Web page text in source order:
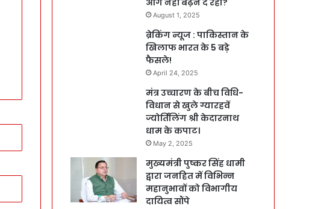
आगे नहीं बढ़ने दे रहा?
August 1, 2025
ब्रेकिंग न्यूज : पाकिस्तान के
खिलाफ भारत के 5 बड़े
फैसले!
April 24, 2025
मंत्र उच्चारण के बीच विधि-
विधान से खुले ग्यारहवें
ज्योर्तिलिंग श्री केदारनाथ
धाम के कपाट।
May 2, 2025
मुख्यमंत्री पुष्कर सिंह धामी
द्वारा जनहित में विभिन्न
महानुभावों को विभागीय
दायित्व सौंपे